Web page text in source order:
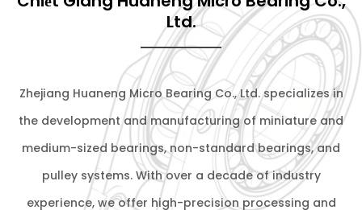
Ltd.
Zhejiang Huaneng Micro Bearing Co., Ltd. specializes in
the development and manufacturing of miniature and
medium-sized bearings, non-standard bearings, and
pulley systems. With over a decade of industry
experience, we offer high-precision processing and